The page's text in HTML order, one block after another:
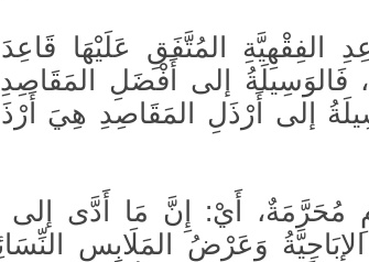
الفِقْهِيَّةِ المُتَّفَقِ عَلَيْهَا
فَالوَسِيلَةُ إلى أَفْضَلِ
إلى أَرْذَلِ المَقَاصِدِ هِيَ
مُحَرَّمَةٌ، أَيْ: إِنَّ مَا أَدَّى إلى
وَعَرْضُ المَلَابِسِ